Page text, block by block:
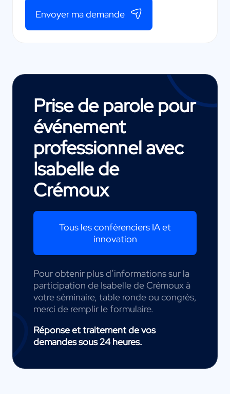
Envoyer ma demande
Prise de parole pour
événement
professionnel avec
Isabelle de
Crémoux
Tous les conférenciers IA et
innovation
Pour obtenir plus d’informations sur la
participation de Isabelle de Crémoux à
votre séminaire, table ronde ou congrès,
merci de remplir le formulaire.
Réponse et traitement de vos
demandes sous 24 heures.